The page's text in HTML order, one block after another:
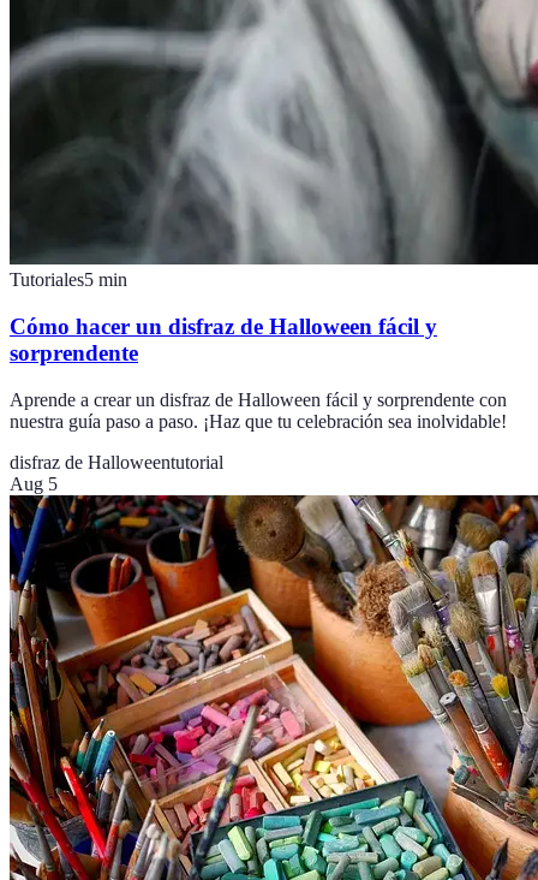
Tutoriales5 min
Cómo hacer un disfraz de Halloween fácil y
sorprendente
Aprende a crear un disfraz de Halloween fácil y sorprendente con
nuestra guía paso a paso. ¡Haz que tu celebración sea inolvidable!
disfraz de Halloweentutorial
Aug 5